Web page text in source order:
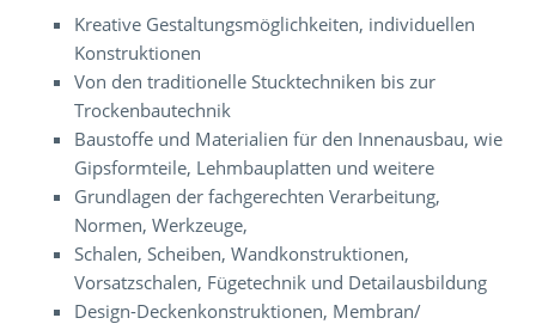
Kreative Gestaltungsmöglichkeiten, individuellen
Konstruktionen
Von den traditionelle Stucktechniken bis zur
Trockenbautechnik
Baustoffe und Materialien für den Innenausbau, wie
Gipsformteile, Lehmbauplatten und weitere
Grundlagen der fachgerechten Verarbeitung,
Normen, Werkzeuge,
Schalen, Scheiben, Wandkonstruktionen,
Vorsatzschalen, Fügetechnik und Detailausbildung
Design-Deckenkonstruktionen, Membran/